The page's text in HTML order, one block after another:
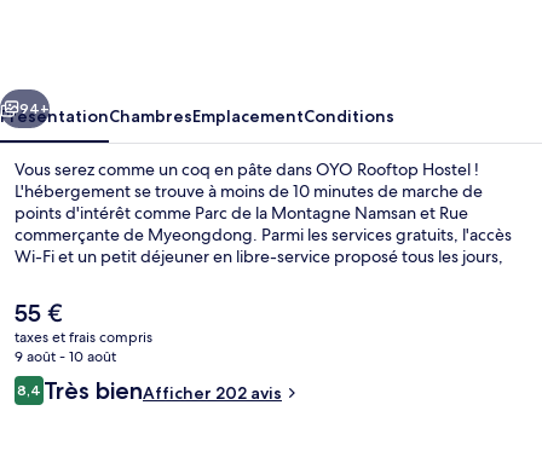
Suivant
94+
PrésentationChambresEmplacementConditions
Vous serez comme un coq en pâte dans OYO Rooftop Hostel !
L'hébergement se trouve à moins de 10 minutes de marche de
points d'intérêt comme Parc de la Montagne Namsan et Rue
commerçante de Myeongdong. Parmi les services gratuits, l'accès
Wi-Fi et un petit déjeuner en libre-service proposé tous les jours,
Myeongdong se trouvent par ailleurs à moins de 15 minutes à pied.
Les transports publics se situent à une courte distance à pied :
Station Myeong-dong est à 3 min et Station Hoehyeon, à 11 min.
Le
prix
actuel
est
de
55 €
taxes et frais compris
9 août - 10 août
Avis
voyageurs
8,48,4 sur 10
Très bienAfficher 202 avis